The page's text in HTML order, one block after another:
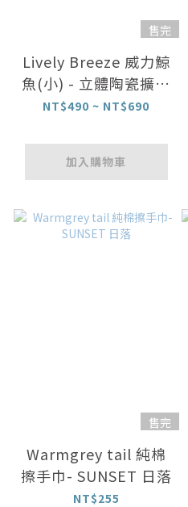
售完
Lively Breeze 威力鯨
魚(小) - 立體陶瓷擴香
/ 精油組合
NT$490 ~ NT$690
加入購物車
售完
Warmgrey tail 純棉
擦手巾- SUNSET 日落
NT$255